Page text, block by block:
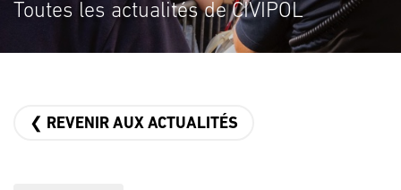
Toutes les actualités de CIVIPOL
❮ REVENIR AUX ACTUALITÉS